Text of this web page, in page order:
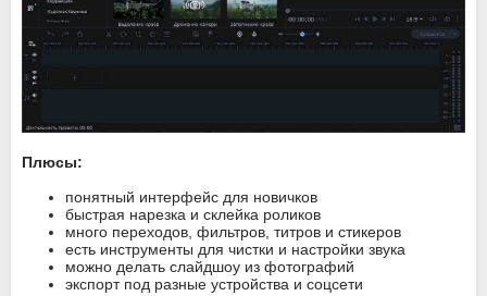
Плюсы:
понятный интерфейс для новичков
быстрая нарезка и склейка роликов
много переходов, фильтров, титров и стикеров
есть инструменты для чистки и настройки звука
можно делать слайдшоу из фотографий
экспорт под разные устройства и соцсети